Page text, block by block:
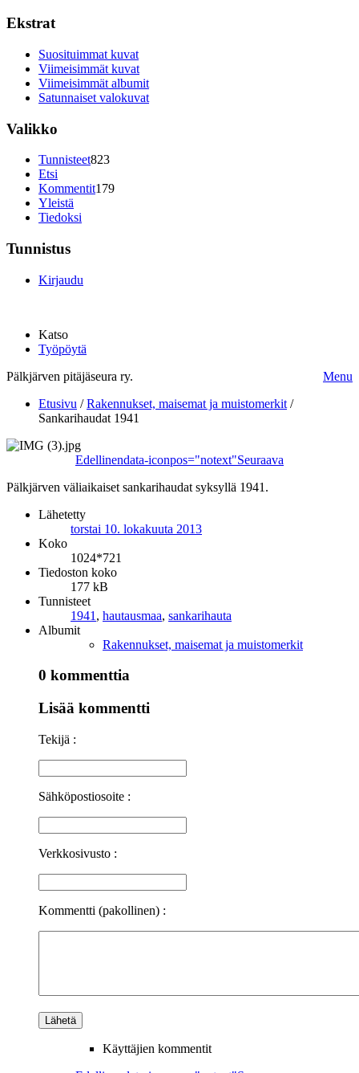
Ekstrat
Suosituimmat kuvat
Viimeisimmät kuvat
Viimeisimmät albumit
Satunnaiset valokuvat
Valikko
Tunnisteet823
Etsi
Kommentit179
Yleistä
Tiedoksi
Tunnistus
Kirjaudu
Katso
Työpöytä
Pälkjärven pitäjäseura ry.
Menu
Etusivu /Rakennukset, maisemat ja muistomerkit /
Sankarihaudat 1941
Edellinendata-iconpos="notext"Seuraava
Pälkjärven väliaikaiset sankarihaudat syksyllä 1941.
Lähetetty
torstai 10. lokakuuta 2013
Koko
1024*721
Tiedoston koko
177 kB
Tunnisteet
1941 , hautausmaa, sankarihauta
Albumit
Rakennukset, maisemat ja muistomerkit
0 kommenttia
Lisää kommentti
Tekijä :
Sähköpostiosoite :
Verkkosivusto :
Kommentti (pakollinen) :
Käyttäjien kommentit